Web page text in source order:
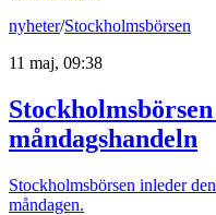
nyheter/Stockholmsbörsen
11 maj, 09:38
måndagshandeln
Stockholmsbörsen inleder
måndagen.